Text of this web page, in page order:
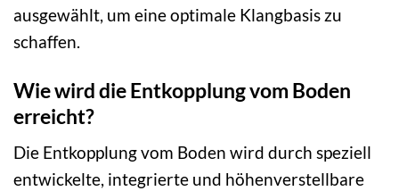
ausgewählt, um eine optimale Klangbasis zu
schaffen.
Wie wird die Entkopplung vom Boden
erreicht?
Die Entkopplung vom Boden wird durch speziell
entwickelte, integrierte und höhenverstellbare